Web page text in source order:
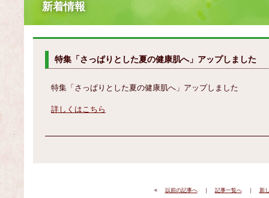
新着情報
特集「さっぱりとした夏の健康肌へ」アップしました
特集「さっぱりとした夏の健康肌へ」アップしました
詳しくはこちら
« 以前の記事へ ｜ 記事一覧へ ｜ 新